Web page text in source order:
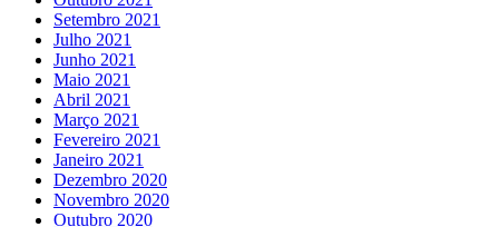
Setembro 2021
Julho 2021
Junho 2021
Maio 2021
Abril 2021
Março 2021
Fevereiro 2021
Janeiro 2021
Dezembro 2020
Novembro 2020
Outubro 2020